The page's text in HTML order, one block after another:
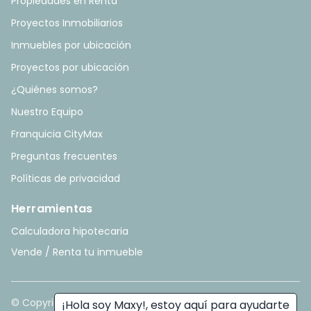
¡Hola soy Maxy!, estoy aquí para ayudarte
Proyectos Inmobiliarios
Inmuebles por ubicación
Proyectos por ubicación
¿Quiénes somos?
Nuestro Equipo
Franquicia CityMax
Preguntas frecuentes
Políticas de privacidad
Herramientas
Calculadora hipotecaria
Vende / Renta tu inmueble
© Copyright2026. All rights reserved. - Hecho con ❤️ por